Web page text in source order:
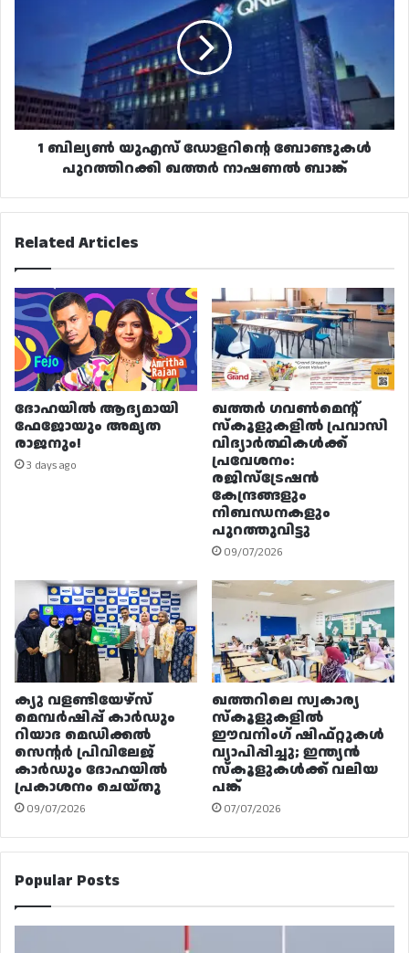
ബോണ്ടുകൾ
പുറത്തിറക്കി
ഖത്തർ
നാഷണൽ
ബാങ്ക്
1 ബില്യൺ യുഎസ് ഡോളറിന്റെ ബോണ്ടുകൾ
പുറത്തിറക്കി ഖത്തർ നാഷണൽ ബാങ്ക്
Related Articles
ദോഹയിൽ ആദ്യമായി
ഫേജോയും അമൃത
രാജനും!
3 days ago
ഖത്തർ ഗവൺമെന്റ്
സ്കൂളുകളിൽ പ്രവാസി
വിദ്യാർത്ഥികൾക്ക്
പ്രവേശനം:
രജിസ്ട്രേഷൻ
കേന്ദ്രങ്ങളും
നിബന്ധനകളും
പുറത്തുവിട്ടു
09/07/2026
ക്യു വളണ്ടിയേഴ്‌സ്
മെമ്പർഷിപ്പ് കാർഡും
റിയാദ മെഡിക്കൽ
സെന്റർ പ്രിവിലേജ്
കാർഡും ദോഹയിൽ
പ്രകാശനം ചെയ്തു
09/07/2026
ഖത്തറിലെ സ്വകാര്യ
സ്കൂളുകളിൽ
ഈവനിംഗ് ഷിഫ്റ്റുകൾ
വ്യാപിപ്പിച്ചു; ഇന്ത്യൻ
സ്കൂളുകൾക്ക് വലിയ
പങ്ക്
07/07/2026
Popular Posts